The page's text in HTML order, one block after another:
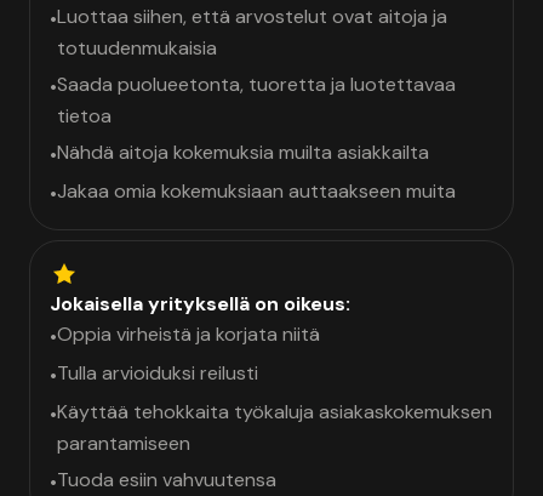
•Luottaa siihen, että arvostelut ovat aitoja ja
totuudenmukaisia
•Saada puolueetonta, tuoretta ja luotettavaa
tietoa
•Nähdä aitoja kokemuksia muilta asiakkailta
•Jakaa omia kokemuksiaan auttaakseen muita
Jokaisella yrityksellä on oikeus:
•Oppia virheistä ja korjata niitä
•Tulla arvioiduksi reilusti
•Käyttää tehokkaita työkaluja asiakaskokemuksen
parantamiseen
•Tuoda esiin vahvuutensa